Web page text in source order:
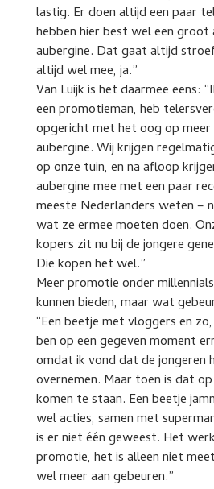
lastig. Er doen altijd een paar
hebben hier best wel een groot
aubergine. Dat gaat altijd
altijd wel mee, ja.”
Van Luijk is het daarmee eens:
een promotieman, heb
opgericht met het oog op
aubergine. Wij krijgen
op onze tuin, en na afloop
aubergine mee met een paar
meeste Nederlanders weten –
wat ze ermee moeten doen.
kopers zit nu bij de jongere
Die kopen het wel.”
Meer promotie onder
kunnen bieden, maar wat
“Een beetje met vloggers en
ben op een gegeven moment
omdat ik vond dat de jongeren
overnemen. Maar toen is dat
komen te staan. Een beetje
wel acties, samen met
is er niet één geweest. Het
promotie, het is alleen niet
wel meer aan gebeuren.”